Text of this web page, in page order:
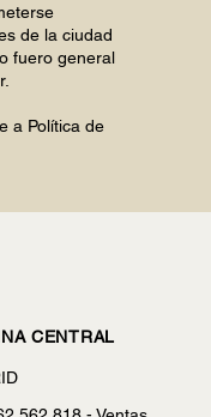
de la ciudad
fuero general
a Política de
CENTRAL